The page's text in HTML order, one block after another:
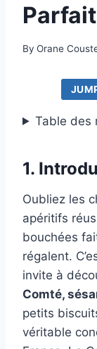
Parfait
By Orane
Table des
1.
Oubliez les
apéritifs
bouchées
régalent.
invite à
Comté,
petits
véritable